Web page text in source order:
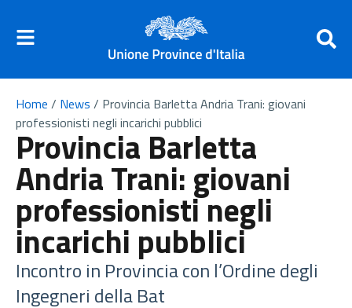
Home / News / Provincia Barletta Andria Trani: giovani
professionisti negli incarichi pubblici
Provincia Barletta
Andria Trani: giovani
professionisti negli
incarichi pubblici
Incontro in Provincia con l’Ordine degli
Ingegneri della Bat